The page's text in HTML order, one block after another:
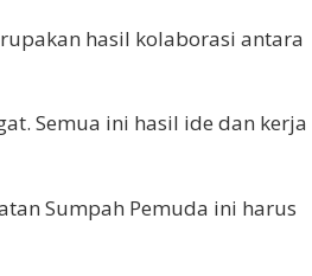
hasil kolaborasi antara
Semua ini hasil ide dan kerja
Sumpah Pemuda ini harus